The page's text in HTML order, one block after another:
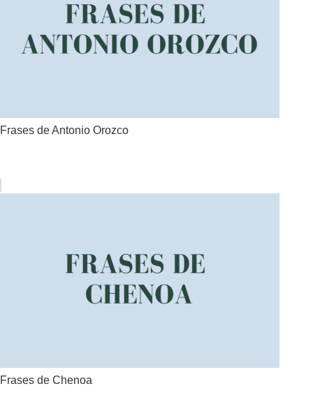
Frases de Antonio Orozco
Frases de Chenoa